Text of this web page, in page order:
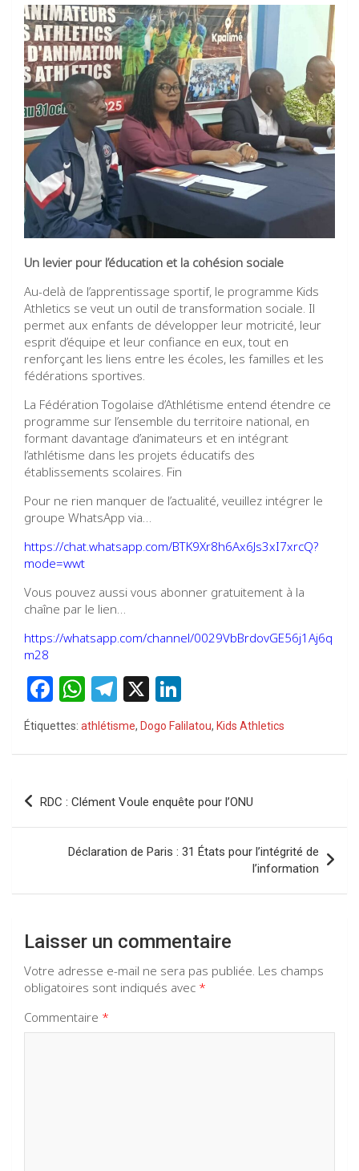
Un levier pour l’éducation et la cohésion sociale
Au-delà de l’apprentissage sportif, le programme Kids
Athletics se veut un outil de transformation sociale. Il
permet aux enfants de développer leur motricité, leur
esprit d’équipe et leur confiance en eux, tout en
renforçant les liens entre les écoles, les familles et les
fédérations sportives.
La Fédération Togolaise d’Athlétisme entend étendre ce
programme sur l’ensemble du territoire national, en
formant davantage d’animateurs et en intégrant
l’athlétisme dans les projets éducatifs des
établissements scolaires. Fin
Pour ne rien manquer de l’actualité, veuillez intégrer le
groupe WhatsApp via…
https://chat.whatsapp.com/BTK9Xr8h6Ax6Js3xI7xrcQ?
mode=wwt
Vous pouvez aussi vous abonner gratuitement à la
chaîne par le lien…
https://whatsapp.com/channel/0029VbBrdovGE56j1Aj6q
m28
F
a
ce
o
W
h
at
A
p
T
e
a
X
n
ke
n
Étiquettes: athlétisme, Dogo Falilatou, Kids Athletics
Navigation
de
RDC : Clément Voule enquête pour l’ONU
Déclaration de Paris : 31 États pour l’intégrité de
l’information
Laisser un commentaire
Votre adresse e-mail ne sera pas publiée. Les champs
obligatoires sont indiqués avec *
Commentaire *